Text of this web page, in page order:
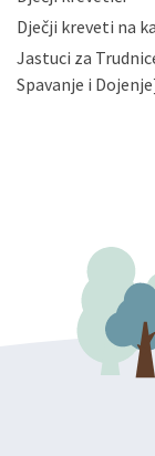
zatražiti
podataka.
gore
Dječji kreveti na
Jastuci za
Spavanje i